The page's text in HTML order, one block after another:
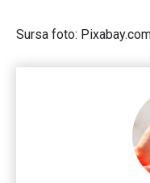
Sursa foto: